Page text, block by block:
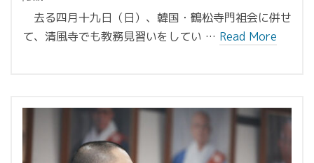
去る四月十九日（日）、韓国・鶴松寺門祖会に併せ
て、清風寺でも教務見習いをしてい … Read More